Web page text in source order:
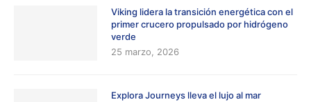
Viking lidera la transición energética con el
primer crucero propulsado por hidrógeno
verde
25 marzo, 2026
Explora Journeys lleva el lujo al mar